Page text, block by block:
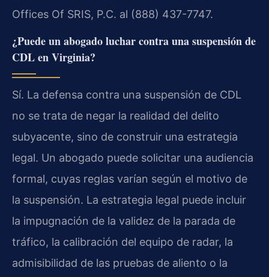
Offices Of SRIS, P.C. al (888) 437-7747.
¿Puede un abogado luchar contra una suspensión de
CDL en Virginia?
Sí. La defensa contra una suspensión de CDL
no se trata de negar la realidad del delito
subyacente, sino de construir una estrategia
legal. Un abogado puede solicitar una audiencia
formal, cuyas reglas varían según el motivo de
la suspensión. La estrategia legal puede incluir
la impugnación de la validez de la parada de
tráfico, la calibración del equipo de radar, la
admisibilidad de las pruebas de aliento o la